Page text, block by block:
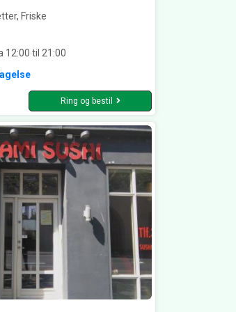
Friske
12:00 til 21:00
Ring og bestil